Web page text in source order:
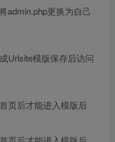
admin.php更换为自己
Urlsite模版保存后访问
页后才能进入模版后